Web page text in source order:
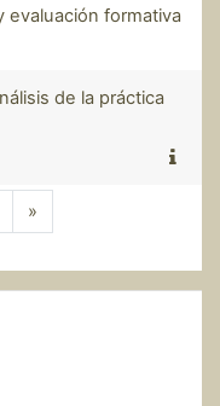
evaluación formativa
de la práctica
»Siguiente página